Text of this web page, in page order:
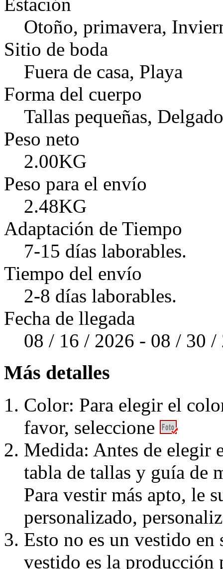
Otoño, primavera,
Sitio de boda
Fuera de casa, Playa
Forma del cuerpo
Tallas pequeñas,
Peso neto
2.00KG
Peso para el envío
2.48KG
Adaptación de Tiempo
7-15 días laborables.
Tiempo del envío
2-8 días laborables.
Fecha de llegada
08 / 16 / 2026 - 08 / 30 /
Más detalles
Color: Para elegir el
favor, seleccione
Medida: Antes de elegir
tabla de tallas y guía de
Para vestir más apto, le
personalizado,
Esto no es un vestido
vestido es la producción